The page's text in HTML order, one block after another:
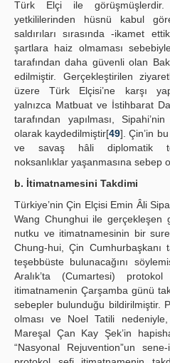
Türk Elçi ile
yetkililerinden hüsnü kabul
saldırıları sırasında -ikamet
şartlara haiz olmaması
tarafından daha güvenli olan
edilmiştir. Gerçekleştirilen
üzere Türk Elçisi’ne karşı
yalnızca Matbuat ve İstihbarat
tarafından yapılması,
olarak kaydedilmiştir[49]. Çin’in
ve savaş hâli diplomatik
noksanlıklar yaşanmasına sebep
b. İtimatnamesini Takdimi
Türkiye’nin Çin Elçisi Emin Âli
Wang Chunghui ile gerçekleşen
nutku ve itimatnamesinin bir
Chung-hui, Çin Cumhurbaşkanı
teşebbüste bulunacağını
Aralık’ta (Cumartesi)
itimatnamenin Çarşamba günü
sebepler bulunduğu bildirilmiştir.
olması ve Noel Tatili
Mareşal Çan Kay Şek’in
“Nasyonal Rejuvention”un